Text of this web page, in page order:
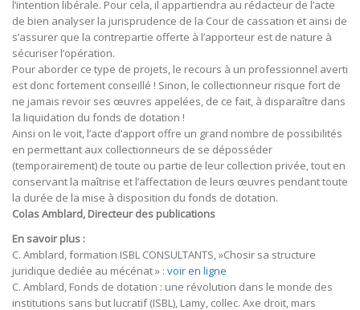
l’intention libérale. Pour cela, il appartiendra au rédacteur de l’acte
de bien analyser la jurisprudence de la Cour de cassation et ainsi de
s’assurer que la contrepartie offerte à l’apporteur est de nature à
sécuriser l’opération.
Pour aborder ce type de projets, le recours à un professionnel averti
est donc fortement conseillé ! Sinon, le collectionneur risque fort de
ne jamais revoir ses œuvres appelées, de ce fait, à disparaître dans
la liquidation du fonds de dotation !
Ainsi on le voit, l’acte d’apport offre un grand nombre de possibilités
en permettant aux collectionneurs de se déposséder
(temporairement) de toute ou partie de leur collection privée, tout en
conservant la maîtrise et l’affectation de leurs œuvres pendant toute
la durée de la mise à disposition du fonds de dotation.
Colas Amblard, Directeur des publications
En savoir plus :
C. Amblard, formation ISBL CONSULTANTS, »Chosir sa structure
juridique dediée au mécénat » : voir en ligne
C. Amblard, Fonds de dotation : une révolution dans le monde des
institutions sans but lucratif (ISBL), Lamy, collec. Axe droit, mars